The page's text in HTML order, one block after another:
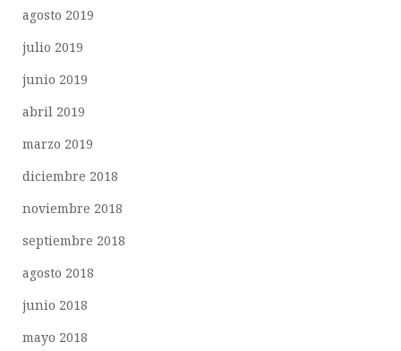
agosto 2019
julio 2019
junio 2019
abril 2019
marzo 2019
diciembre 2018
noviembre 2018
septiembre 2018
agosto 2018
junio 2018
mayo 2018